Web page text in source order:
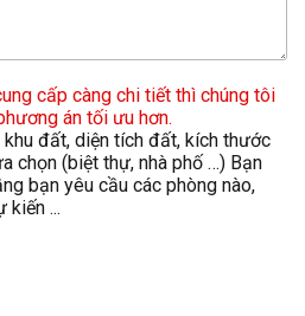
cấp càng chi tiết thì chúng tôi
án tối ưu hơn.
đất, diện tích đất, kích thước
chọn (biệt thự, nhà phố …) Bạn
bạn yêu cầu các phòng nào,
kiến ...